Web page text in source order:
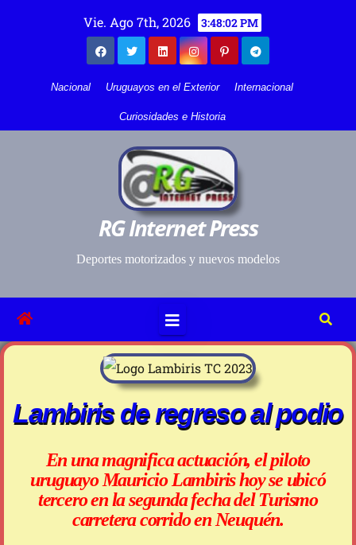
Vie. Ago 7th, 2026 3:48:03 PM
Nacional Uruguayos en el Exterior Internacional
Curiosidades e Historia
RG Internet Press
Deportes motorizados y nuevos modelos
Lambiris de regreso al podio
En una magnifica actuación, el piloto
uruguayo Mauricio Lambiris hoy se ubicó
tercero en la segunda fecha del Turismo
carretera corrido en Neuquén.